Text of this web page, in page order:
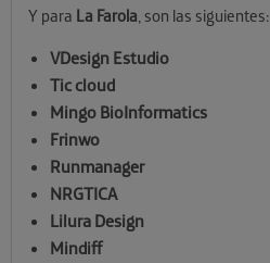
Y para La Farola, son las siguientes:
VDesign Estudio
Tic cloud
Mingo BioInformatics
Frinwo
Runmanager
NRGTICA
Lilura Design
Mindiff